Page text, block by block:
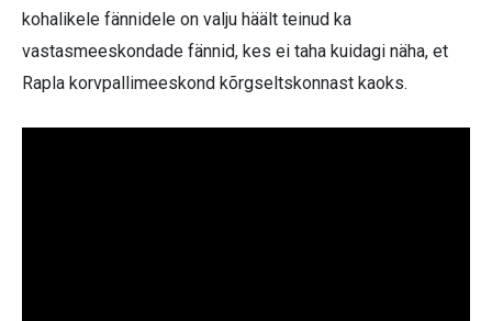
kohalikele fännidele on valju häält teinud ka
vastasmeeskondade fännid, kes ei taha kuidagi näha, et
Rapla korvpallimeeskond kõrgseltskonnast kaoks.